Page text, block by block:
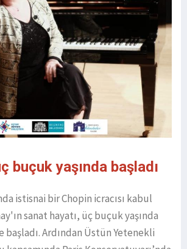
buçuk yaşında başladı
istisnai bir Chopin icracısı kabul
sanat hayatı, üç buçuk yaşında
Ardından Üstün Yetenekli